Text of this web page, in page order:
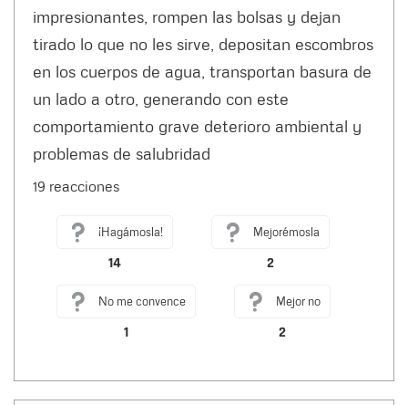
impresionantes, rompen las bolsas y dejan
tirado lo que no les sirve, depositan escombros
en los cuerpos de agua, transportan basura de
un lado a otro, generando con este
comportamiento grave deterioro ambiental y
problemas de salubridad
19 reacciones
¡Hagámosla!
14
Mejorémosla
2
No me convence
1
Mejor no
2